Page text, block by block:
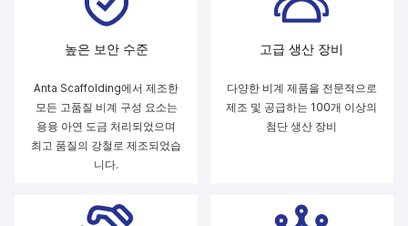
높은 보안 수준
Anta Scaffolding에서 제조한
모든 고품질 비계 구성 요소는
용융 아연 도금 처리되었으며
최고 품질의 강철로 제조되었습
니다.
고급 생산 장비
다양한 비계 제품을 전문적으로
제조 및 공급하는 100개 이상의
첨단 생산 장비